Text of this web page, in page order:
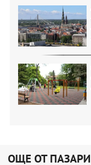
ОЩЕ ОТ ПАЗАРИ